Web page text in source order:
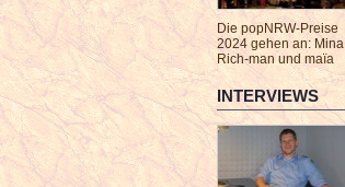
Die popNRW-Preise
2024 gehen an: Mina
Rich-man und maïa
INTERVIEWS